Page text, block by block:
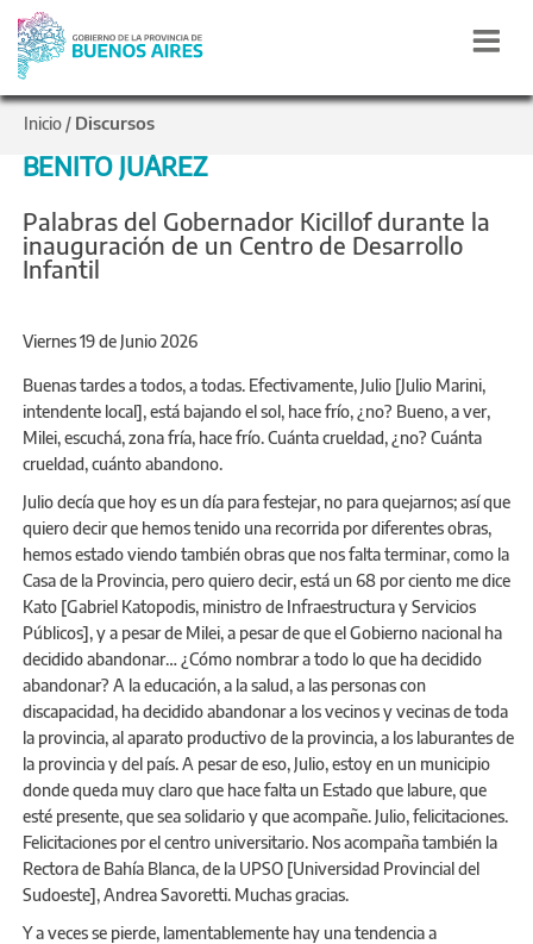
Inicio / Discursos
BENITO JUÁREZ
Palabras del Gobernador Kicillof durante la
inauguración de un Centro de Desarrollo
Infantil
Viernes 19 de Junio 2026
Buenas tardes a todos, a todas. Efectivamente, Julio [Julio Marini,
intendente local], está bajando el sol, hace frío, ¿no? Bueno, a ver,
Milei, escuchá, zona fría, hace frío. Cuánta crueldad, ¿no? Cuánta
crueldad, cuánto abandono.
Julio decía que hoy es un día para festejar, no para quejarnos; así que
quiero decir que hemos tenido una recorrida por diferentes obras,
hemos estado viendo también obras que nos falta terminar, como la
Casa de la Provincia, pero quiero decir, está un 68 por ciento me dice
Kato [Gabriel Katopodis, ministro de Infraestructura y Servicios
Públicos], y a pesar de Milei, a pesar de que el Gobierno nacional ha
decidido abandonar… ¿Cómo nombrar a todo lo que ha decidido
abandonar? A la educación, a la salud, a las personas con
discapacidad, ha decidido abandonar a los vecinos y vecinas de toda
la provincia, al aparato productivo de la provincia, a los laburantes de
la provincia y del país. A pesar de eso, Julio, estoy en un municipio
donde queda muy claro que hace falta un Estado que labure, que
esté presente, que sea solidario y que acompañe. Julio, felicitaciones.
Felicitaciones por el centro universitario. Nos acompaña también la
Rectora de Bahía Blanca, de la UPSO [Universidad Provincial del
Sudoeste], Andrea Savoretti. Muchas gracias.
Y a veces se pierde, lamentablemente hay una tendencia a